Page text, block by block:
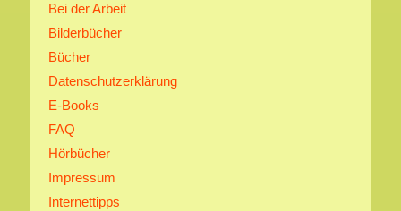
Bei der Arbeit
Bilderbücher
Bücher
Datenschutzerklärung
E-Books
FAQ
Hörbücher
Impressum
Internettipps